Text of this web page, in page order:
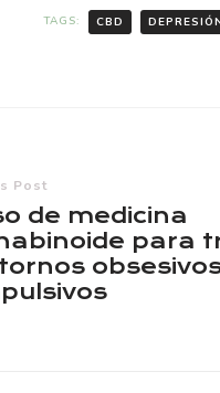
TAGS: CBD
Post
de medicina
para